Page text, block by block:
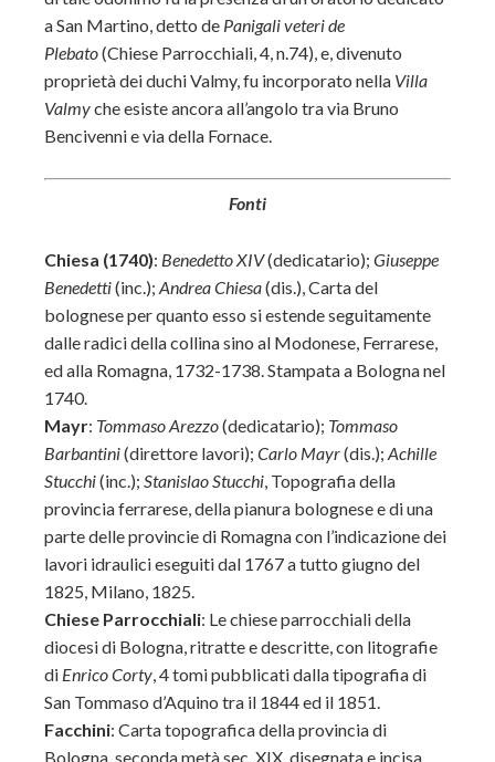
a San Martino, detto de Panigali veteri de
Plebato(Chiese Parrocchiali, 4, n.74), e, divenuto
proprietà dei duchi Valmy, fu incorporato nella Villa
Valmyche esiste ancora all’angolo tra via Bruno
Bencivenni e via della Fornace.
Fonti
Chiesa (1740): Benedetto XIV(dedicatario); Giuseppe
Benedetti(inc.); Andrea Chiesa(dis.), Carta del
bolognese per quanto esso si estende seguitamente
dalle radici della collina sino al Modonese, Ferrarese,
ed alla Romagna, 1732-1738. Stampata a Bologna nel
1740.
Mayr: Tommaso Arezzo(dedicatario); Tommaso
Barbantini(direttore lavori); Carlo Mayr(dis.); Achille
Stucchi(inc.); Stanislao Stucchi, Topografia della
provincia ferrarese, della pianura bolognese e di una
parte delle provincie di Romagna con l’indicazione dei
lavori idraulici eseguiti dal 1767 a tutto giugno del
1825, Milano, 1825.
Chiese Parrocchiali: Le chiese parrocchiali della
diocesi di Bologna, ritratte e descritte, con litografie
di Enrico Corty, 4 tomi pubblicati dalla tipografia di
San Tommaso d’Aquino tra il 1844 ed il 1851.
Facchini: Carta topografica della provincia di
Bologna, seconda metà sec. XIX, disegnata e incisa